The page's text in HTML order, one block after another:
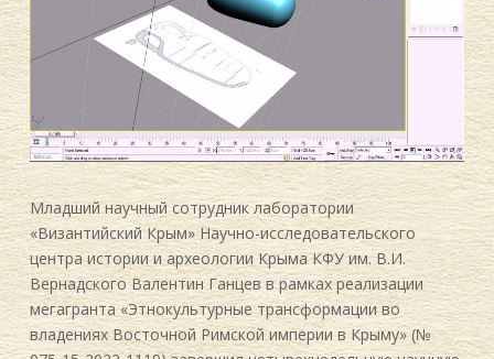
Младший научный сотрудник лаборатории
«Византийский Крым» Научно-исследовательского
центра истории и археологии Крыма КФУ им. В.И.
Вернадского Валентин Ганцев в рамках реализации
мегагранта «Этнокультурные трансформации во
владениях Восточной Римской империи в Крыму» (№